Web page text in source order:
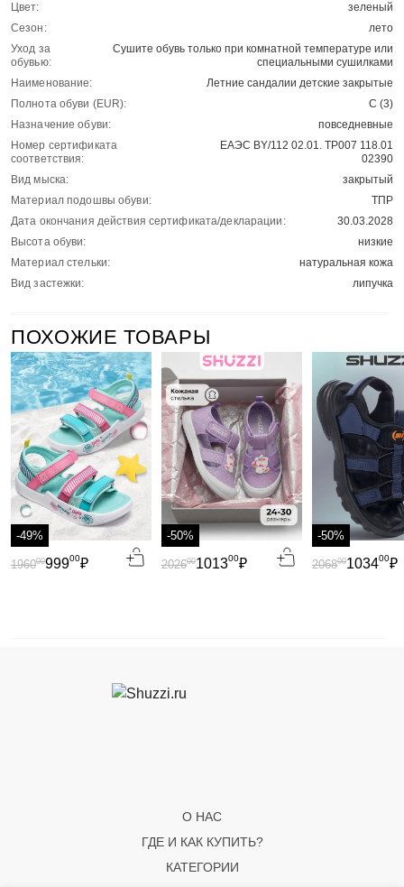
Цвет:
зеленый
Сезон:
лето
Уход за
обувью:
Сушите обувь только при комнатной температуре или
специальными сушилками
Наименование:
Летние сандалии детские закрытые
Полнота обуви (EUR):
С (3)
Назначение обуви:
повседневные
Номер сертификата
соответствия:
ЕАЭС BY/112 02.01. ТР007 118.01
02390
Вид мыска:
закрытый
Материал подошвы обуви:
ТПР
Дата окончания действия сертификата/декларации:
30.03.2028
Высота обуви:
низкие
Материал стельки:
натуральная кожа
Вид застежки:
липучка
ПОХОЖИЕ ТОВАРЫ
-49%
99900₽
196000
-50%
101300₽
202600
-50%
103400₽
206800
О НАС
ГДЕ И КАК КУПИТЬ?
КАТЕГОРИИ